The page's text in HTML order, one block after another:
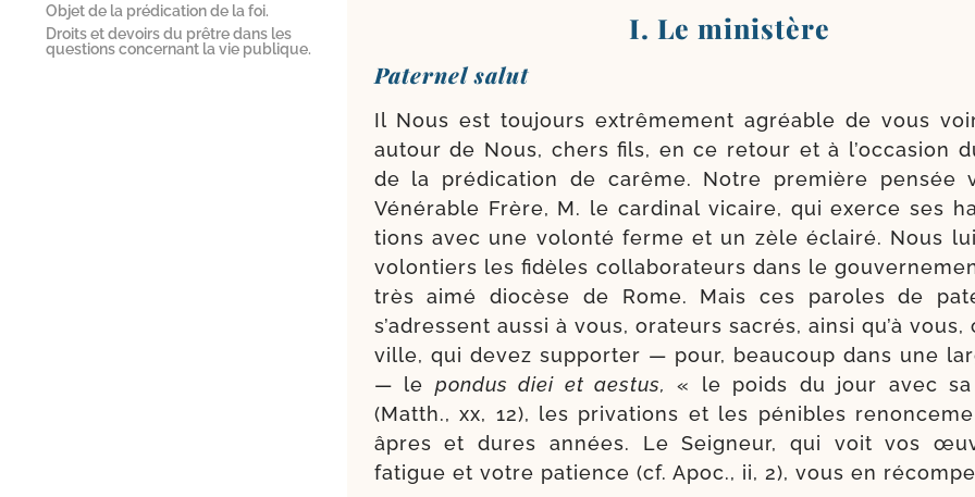
Objet de la prédication de la foi.
Droits et devoirs du prêtre dans les
questions concernant la vie publique.
I. Le ministère
Paternel salut
Il Nous est tou­jours extrê­me­ment agréable de vous
autour de Nous, chers fils, en ce retour et à l’occasion
de la pré­di­ca­tion de carême. Notre pre­mière pen­sée
Vénérable Frère, M. le car­di­nal vicaire, qui exerce ses
tions avec une volon­té ferme et un zèle éclai­ré. Nous
volon­tiers les fidèles col­la­bo­ra­teurs dans le
très aimé dio­cèse de Rome. Mais ces paroles de
s’adres­sent aus­si à vous, ora­teurs sacrés, ain­si qu’à
ville, qui devez sup­por­ter — pour, beau­coup dans une
— le pon­dus diei et aes­tus,
« le poids du jour avec
(Matth., xx, 12), les pri­va­tions et les pénibles
âpres et dures années. Le Seigneur, qui voit vos
fatigue et votre patience (cf. Apoc., ii, 2), vous en